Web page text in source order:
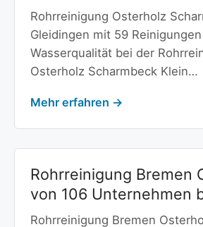
Rohrreinigung Osterholz
Gleidingen mit 59 Reinigungen
Wasserqualität bei der
Osterholz Scharmbeck Klein…
Mehr erfahren →
Rohrreinigung Bremen
von 106 Unternehmen
Rohrreinigung Bremen